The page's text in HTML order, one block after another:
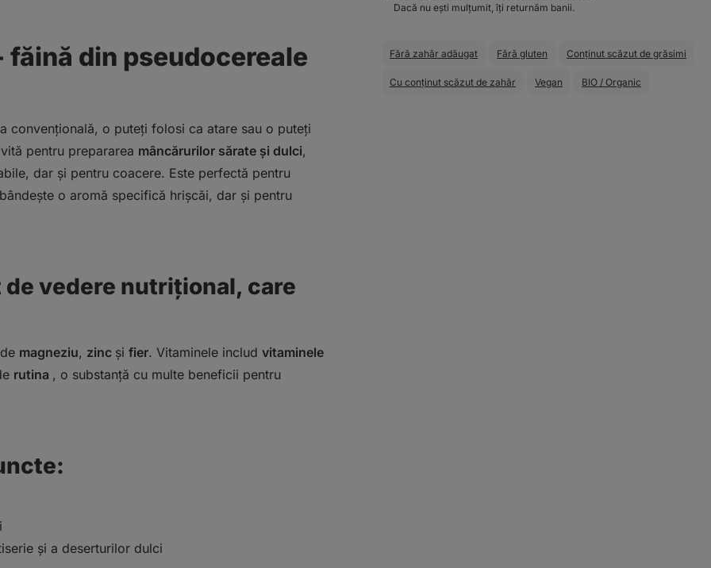
Dacă nu ești mulțumit, îți returnăm banii.
Fără zahăr adăugat Fără gluten Conţinut scăzut de grăsimi
Cu conținut scăzut de zahăr Vegan BIO / Organic
făină din pseudocereale
convențională, o puteți folosi ca atare sau o puteți
pentru prepararea mâncărurilor sărate și dulci,
dar și pentru coacere. Este perfectă pentru
o aromă specifică hrișcăi, dar și pentru
vedere nutrițional, care
magneziu, zinc și fier. Vitaminele includ vitaminele
rutina , o substanță cu multe beneficii pentru
și a deserturilor dulci